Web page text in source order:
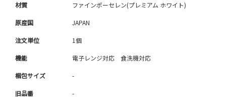
材質 ファインポーセレン(プレミアム ホワイト)
原産国 JAPAN
注文単位 1個
機能 電子レンジ対応 食洗機対応
梱包サイズ -
旧品番 -